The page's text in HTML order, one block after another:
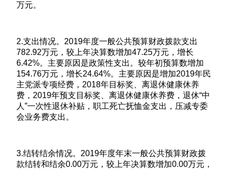
万元。
2.支出情况。2019年度一般公共预算财政拨款支出
782.92万元，较上年决算数增加47.25万元，增长
6.42%。主要原因是政策性支出。较年初预算数增加
154.76万元，增长24.64%。主要原因是增加2019年民
主党派专项经费，2018年目标奖、离退休健康休养
费，2019年预支目标奖、离退休健康休养费，退休“中
人”一次性退休补贴，职工死亡抚恤金支出，压减专委
会业务费支出。
3.结转结余情况。2019年度年末一般公共预算财政拨
款结转和结余0.00万元，较上年决算数增加0.00万元，